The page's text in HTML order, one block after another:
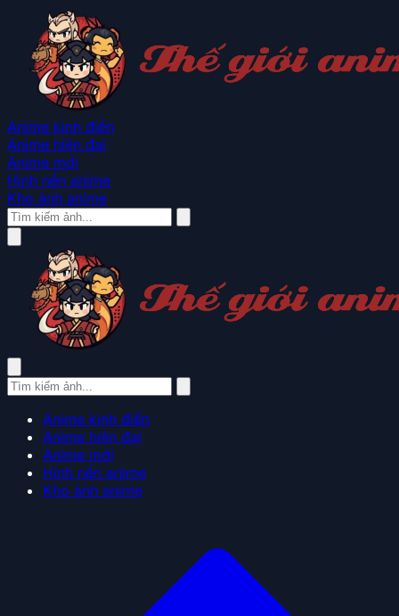
Anime kinh điển
Anime hiện đại
Anime mới
Hình nền anime
Kho ảnh anime
Anime kinh điển
Anime hiện đại
Anime mới
Hình nền anime
Kho ảnh anime